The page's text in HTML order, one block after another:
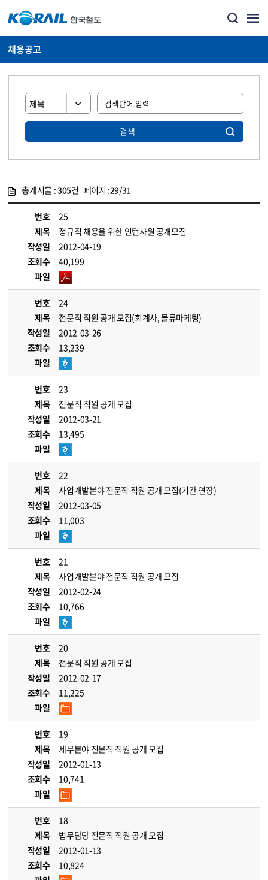
채용공고
검색
총게시물 :305건 페이지 :29/31
번호
25
제목
정규직 채용을 위한 인턴사원 공개모집
작성일
2012-04-19
조회수
40,199
파일
번호
24
제목
전문직 직원 공개 모집(회계사, 물류마케팅)
작성일
2012-03-26
조회수
13,239
파일
번호
23
제목
전문직 직원 공개 모집
작성일
2012-03-21
조회수
13,495
파일
번호
22
제목
사업개발분야 전문직 직원 공개 모집(기간 연장)
작성일
2012-03-05
조회수
11,003
파일
번호
21
제목
사업개발분야 전문직 직원 공개 모집
작성일
2012-02-24
조회수
10,766
파일
번호
20
제목
전문직 직원 공개 모집
작성일
2012-02-17
조회수
11,225
파일
번호
19
제목
세무분야 전문직 직원 공개 모집
작성일
2012-01-13
조회수
10,741
파일
번호
18
제목
법무담당 전문직 직원 공개 모집
작성일
2012-01-13
조회수
10,824